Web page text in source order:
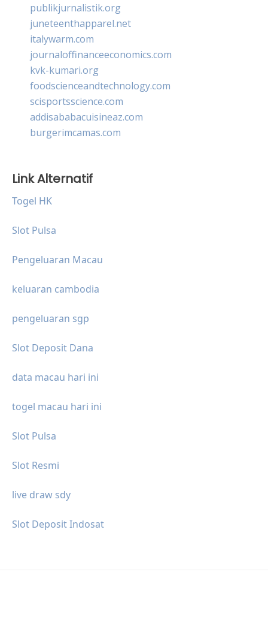
publikjurnalistik.org
juneteenthapparel.net
italywarm.com
journaloffinanceeconomics.com
kvk-kumari.org
foodscienceandtechnology.com
scisportsscience.com
addisababacuisineaz.com
burgerimcamas.com
Link Alternatif
Togel HK
Slot Pulsa
Pengeluaran Macau
keluaran cambodia
pengeluaran sgp
Slot Deposit Dana
data macau hari ini
togel macau hari ini
Slot Pulsa
Slot Resmi
live draw sdy
Slot Deposit Indosat